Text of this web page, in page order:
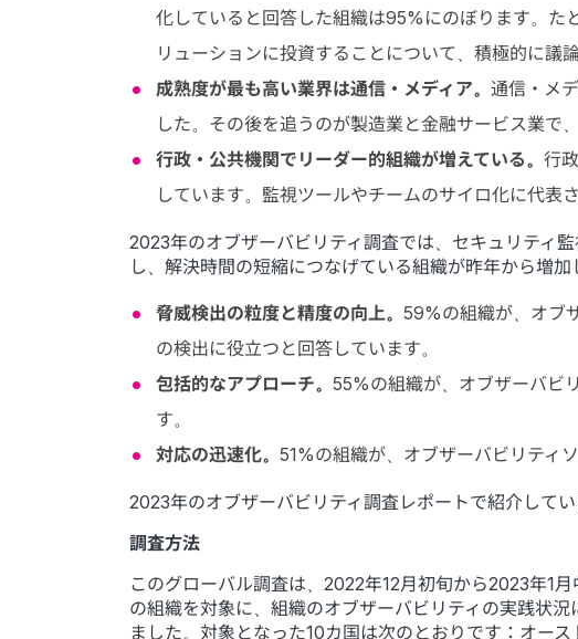
化していると回答した組織は95%にのぼります。た
リューションに投資することについて、積極的に議
成熟度が最も高い業界は通信・メディア。 通信・メ
した。その後を追うのが製造業と金融サービス業で
行政・公共機関でリーダー的組織が増えている。 行
しています。監視ツールやチームのサイロ化に代表
2023年のオブザーバビリティ調査では、セキュリティ
し、解決時間の短縮につなげている組織が昨年から増
脅威検出の粒度と精度の向上。 59%の組織が、オブ
の検出に役立つと回答しています。
包括的なアプローチ。 55%の組織が、オブザーバビ
す。
対応の迅速化。 51%の組織が、オブザーバビリティ
2023年のオブザーバビリティ調査レポートで紹介して
調査方法
このグローバル調査は、2022年12月初旬から2023年
の組織を対象に、組織のオブザーバビリティの実践状
ました。対象となった10カ国は次のとおりです：オー